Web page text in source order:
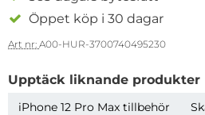
Öppet köp i 30 dagar
Art nr: A00-HUR-3700740495230
Upptäck liknande produkter
iPhone 12 Pro Max tillbehör